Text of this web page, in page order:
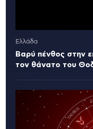
Ελλάδα
Βαρύ πένθος στην
τον θάνατο του